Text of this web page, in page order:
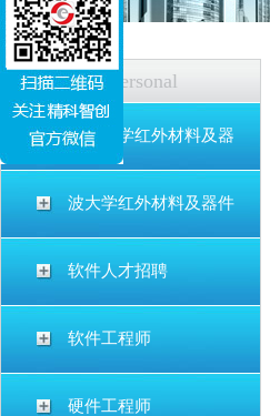
人才招聘 Personal
宁波大学红外材料及器
波大学红外材料及器件
软件人才招聘
软件工程师
硬件工程师